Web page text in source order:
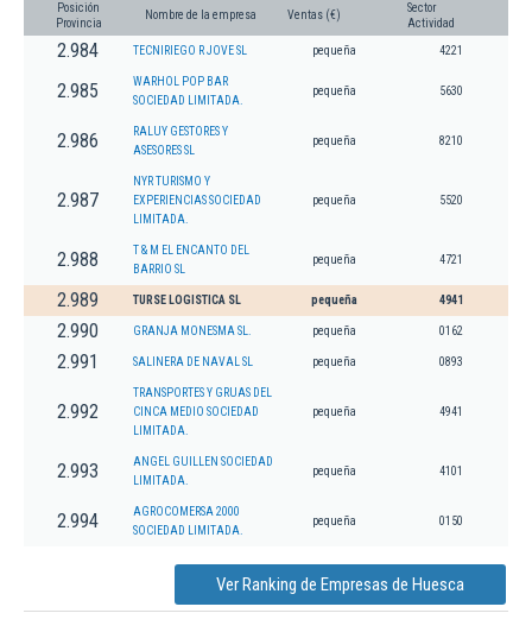
Posición
Provincia
Nombre de la empresa Ventas (€)
Sector
Actividad
2.984 TECNIRIEGO R JOVE SL pequeña 4221
2.985
WARHOL POP BAR
SOCIEDAD LIMITADA.
pequeña 5630
2.986
RALUY GESTORES Y
ASESORES SL
pequeña 8210
2.987
NYR TURISMO Y
EXPERIENCIAS SOCIEDAD
LIMITADA.
pequeña 5520
2.988
T & M EL ENCANTO DEL
BARRIO SL
pequeña 4721
2.989 TURSE LOGISTICA SL pequeña 4941
2.990 GRANJA MONESMA SL. pequeña 0162
2.991 SALINERA DE NAVAL SL pequeña 0893
2.992
TRANSPORTES Y GRUAS DEL
CINCA MEDIO SOCIEDAD
LIMITADA.
pequeña 4941
2.993
ANGEL GUILLEN SOCIEDAD
LIMITADA.
pequeña 4101
2.994
AGROCOMERSA 2000
SOCIEDAD LIMITADA.
pequeña 0150
Ver Ranking de Empresas de Huesca